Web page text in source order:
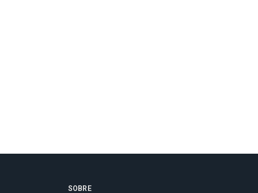
SOBRE